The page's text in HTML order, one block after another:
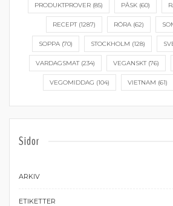
PRODUKTPROVER(85) PÅSK(60)
RECEPT(1287) RÖRA(62)
SOPPA(70) STOCKHOLM (128)
VARDAGSMAT(234) VEGANSKT(76)
VEGOMIDDAG (104) VIETNAM (61)
Sidor
ARKIV
ETIKETTER